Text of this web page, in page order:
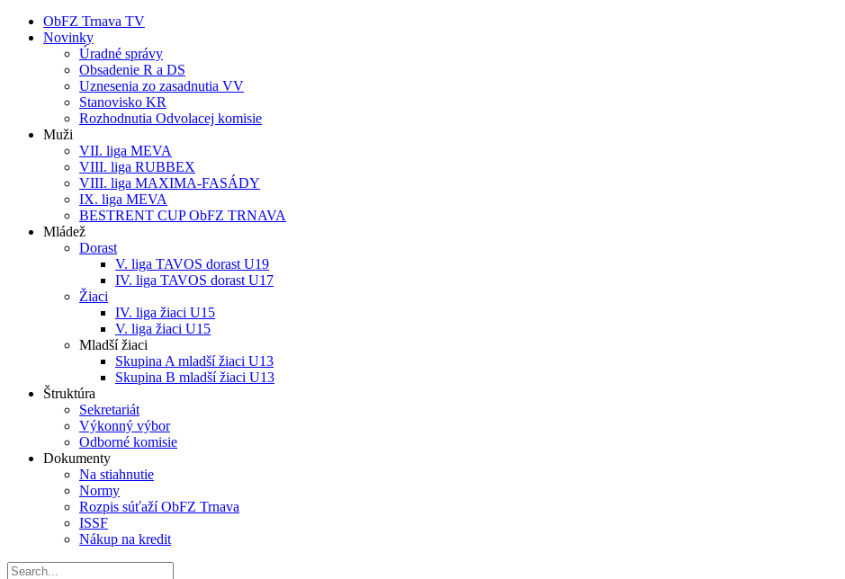
ObFZ Trnava TV
Novinky
Úradné správy
Obsadenie R a DS
Uznesenia zo zasadnutia VV
Stanovisko KR
Rozhodnutia Odvolacej komisie
Muži
VII. liga MEVA
VIII. liga RUBBEX
VIII. liga MAXIMA-FASÁDY
IX. liga MEVA
BESTRENT CUP ObFZ TRNAVA
Mládež
Dorast
V. liga TAVOS dorast U19
IV. liga TAVOS dorast U17
Žiaci
IV. liga žiaci U15
V. liga žiaci U15
Mladší žiaci
Skupina A mladší žiaci U13
Skupina B mladší žiaci U13
Štruktúra
Sekretariát
Výkonný výbor
Odborné komisie
Dokumenty
Na stiahnutie
Normy
Rozpis súťaží ObFZ Trnava
ISSF
Nákup na kredit